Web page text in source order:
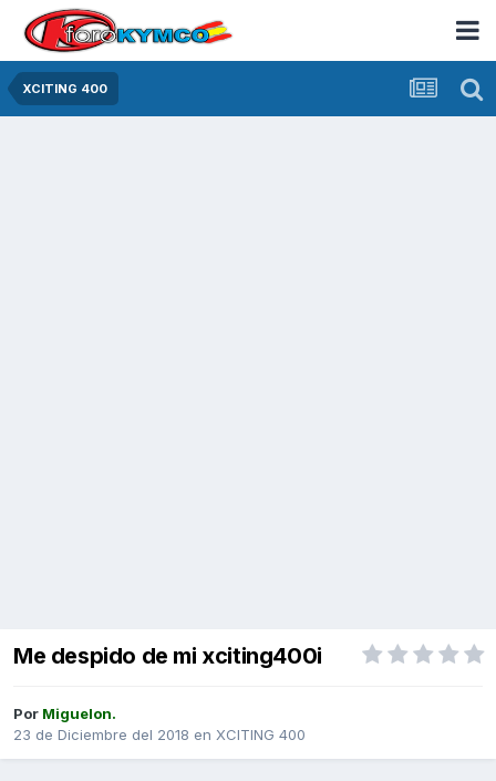
XCITING 400
Me despido de mi xciting400i
Por Miguelon.
23 de Diciembre del 2018 en XCITING 400